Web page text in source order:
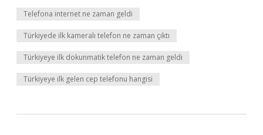
Telefona internet ne zaman geldi
Türkiyede ilk kameralı telefon ne zaman çıktı
Türkiyeye ilk dokunmatik telefon ne zaman geldi
Türkiyeye ilk gelen cep telefonu hangisi